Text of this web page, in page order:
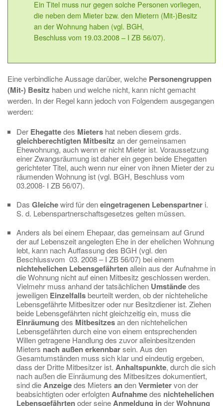
Ein Titel muss nur gegen solche Personen vorliegen,
die neben dem Mieter bzw. den Mietern (Mit-)Besitz
an der Wohnung haben (vgl. BGH,
Beschluss vom 19.03.2008 – I ZB 56/07).
Eine verbindliche Aussage darüber, welche Personengruppen
(Mit-) Besitz haben und welche nicht, kann nicht gemacht
werden. In der Regel kann jedoch von Folgendem ausgegangen
werden:
Der Ehegattedes Mieters hat neben diesem grds.
gleichberechtigten Mitbesitz an der gemeinsamen
Ehewohnung, auch wenn er nicht Mieter ist. Voraussetzung
einer Zwangsräumung ist daher ein gegen beide Ehegatten
gerichteter Titel, auch wenn nur einer von ihnen Mieter der zu
räumenden Wohnung ist (vgl. BGH, Beschluss vom
03.2008- I ZB 56/07).
Das Gleichewird für deneingetragenen Lebenspartner i.
S. d. Lebenspartnerschaftsgesetzes gelten müssen.
Anders als bei einem Ehepaar, das gemeinsam auf Grund
der auf Lebenszeit angelegten Ehe in der ehelichen Wohnung
lebt, kann nach Auffassung des BGH (vgl. den
Beschlussvom 03. 2008 – I ZB 56/07) bei einem
nichtehelichen Lebensgefährtenallein aus der Aufnahme in
die Wohnung nicht auf einen Mitbesitz geschlossen werden.
Vielmehr muss anhand der tatsächlichen Umständedes
jeweiligen Einzelfallsbeurteilt werden, ob der nichteheliche
Lebensgefährte Mitbesitzer oder nur Besitzdiener ist. Ziehen
beide Lebensgefährten nicht gleichzeitig ein, muss die
Einräumung des Mitbesitzesan den nichtehelichen
Lebensgefährten durch eine von einem entsprechenden
Willen getragene Handlung des zuvor alleinbesitzenden
Mieters nach außen erkennbarsein. Aus den
Gesamtumständen muss sich klar und eindeutig ergeben,
dass der Dritte Mitbesitzer ist. Anhaltspunkte, durch die sich
nach außen die Einräumung des Mitbesitzes dokumentiert,
sind dieAnzeigedes Mieters andenVermietervon der
beabsichtigten oder erfolgtenAufnahmedes nichtehelichen
Lebensgefährtenoder seineAnmeldung inderWohnung